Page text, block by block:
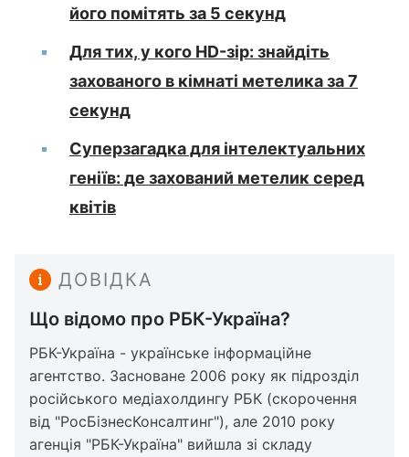
його помітять за 5 секунд
Для тих, у кого HD-зір: знайдіть
захованого в кімнаті метелика за 7
секунд
Суперзагадка для інтелектуальних
геніїв: де захований метелик серед
квітів
ДОВІДКА
Що відомо про РБК-Україна?
РБК-Україна - українське інформаційне
агентство. Засноване 2006 року як підрозділ
російського медіахолдингу РБК (скорочення
від "РосБізнесКонсалтинг"), але 2010 року
агенція "РБК-Україна" вийшла зі складу